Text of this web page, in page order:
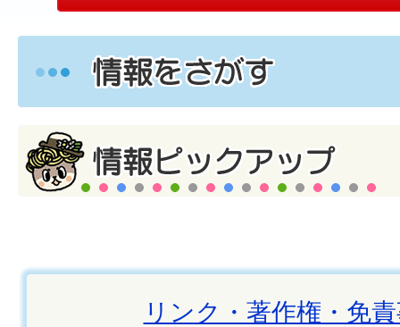
リンク・著作権・免